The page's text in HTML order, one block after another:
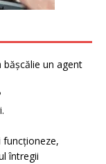
un agent
funcționeze,
întregii